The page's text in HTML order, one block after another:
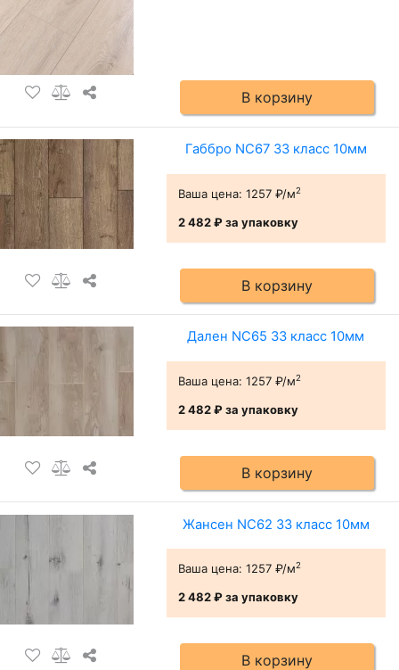
В корзину
Габбро NC67 33 класс 10мм
Ваша цена: 1257 ₽/м2
2 482 ₽за упаковку
В корзину
Дален NC65 33 класс 10мм
Ваша цена: 1257 ₽/м2
2 482 ₽за упаковку
В корзину
Жансен NC62 33 класс 10мм
Ваша цена: 1257 ₽/м2
2 482 ₽за упаковку
В корзину